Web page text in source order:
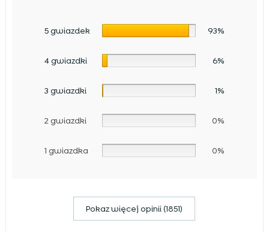
5 gwiazdek 93%
4 gwiazdki 6%
3 gwiazdki 1%
2 gwiazdki 0%
1 gwiazdka 0%
Pokaz więcej opinii (1851)